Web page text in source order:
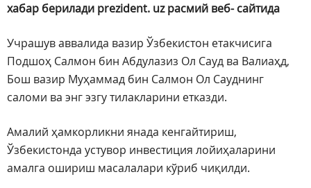
хабар берилади prezident. uz расмий веб- сайтида
Учрашув аввалида вазир Ўзбекистон етакчисига
Подшоҳ Салмон бин Абдулазиз Ол Сауд ва Валиаҳд,
Бош вазир Муҳаммад бин Салмон Ол Сауднинг
саломи ва энг эзгу тилакларини етказди.
Амалий ҳамкорликни янада кенгайтириш,
Ўзбекистонда устувор инвестиция лойиҳаларини
амалга ошириш масалалари кўриб чиқилди.